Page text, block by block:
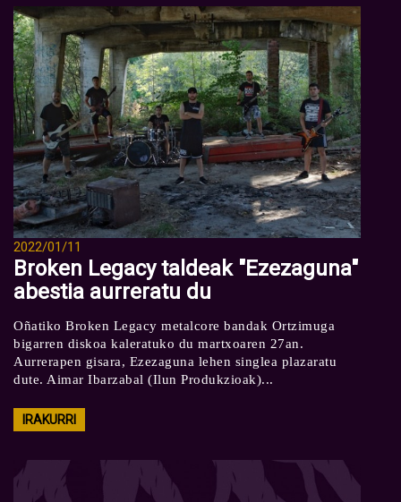
2022/01/11
Broken Legacy taldeak "Ezezaguna"
abestia aurreratu du
Oñatiko Broken Legacy metalcore bandak Ortzimuga
bigarren diskoa kaleratuko du martxoaren 27an.
Aurrerapen gisara, Ezezaguna lehen singlea plazaratu
dute. Aimar Ibarzabal (Ilun Produkzioak)...
IRAKURRI